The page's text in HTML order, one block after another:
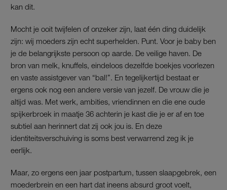
kan dit.
Mocht je ooit twijfelen of onzeker zijn, laat één ding duidelijk
zijn: wij moeders zijn echt superhelden. Punt. Voor je baby ben
je de belangrijkste persoon op aarde. De veilige haven. De
bron van melk, knuffels, eindeloos dezelfde boekjes voorlezen
en vaste assistgever van “bal!”. En tegelijkertijd bestaat er
ergens ook nog een andere versie van jezelf. De vrouw die je
altijd was. Met werk, ambities, vriendinnen en die ene oude
spijkerbroek in maatje 36 achterin je kast die je er af en toe
subtiel aan herinnert dat zij ook jou is. En deze
identiteitsverschuiving is soms best verwarrend zeg ik je
eerlijk.
Maar, zo ergens een jaar postpartum, tussen slaapgebrek, een
moederbrein en een hart dat ineens absurd groot voelt,